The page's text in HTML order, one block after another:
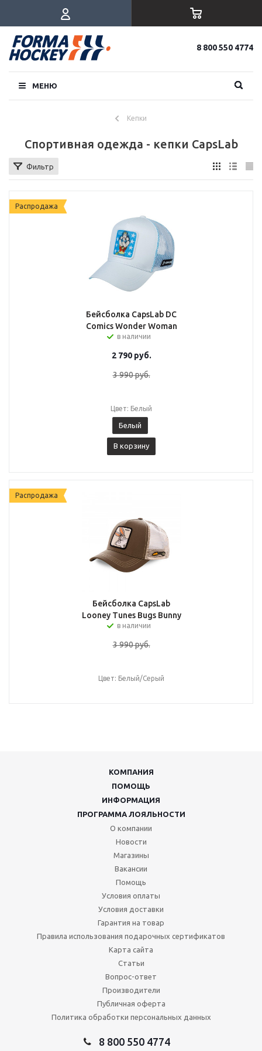
8 800 550 4774
МЕНЮ
Кепки
Спортивная одежда - кепки CapsLab
Фильтр
Распродажа
Бейсболка CapsLab DC
Comics Wonder Woman
в наличии
2 790руб.
3 990руб.
Цвет: Белый
Белый
В корзину
Распродажа
Бейсболка CapsLab
Looney Tunes Bugs Bunny
в наличии
3 990руб.
Цвет: Белый/Серый
КОМПАНИЯ
ПОМОЩЬ
ИНФОРМАЦИЯ
ПРОГРАММА ЛОЯЛЬНОСТИ
О компании
Новости
Магазины
Вакансии
Помощь
Условия оплаты
Условия доставки
Гарантия на товар
Правила использования подарочных сертификатов
Карта сайта
Статьи
Вопрос-ответ
Производители
Публичная оферта
Политика обработки персональных данных
8 800 550 4774